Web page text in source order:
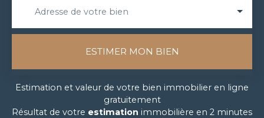
Adresse de votre bien
ESTIMER MON BIEN
Estimation et valeur de votre bien immobilier en ligne
gratuitement
Résultat de votre estimation immobilière en 2 minutes